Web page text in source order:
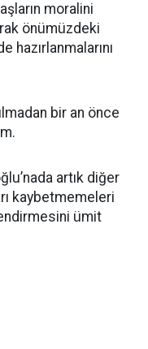
moralini
önümüzdeki
hazırlanmalarını
bir an önce
artık diğer
kaybetmemeleri
ümit